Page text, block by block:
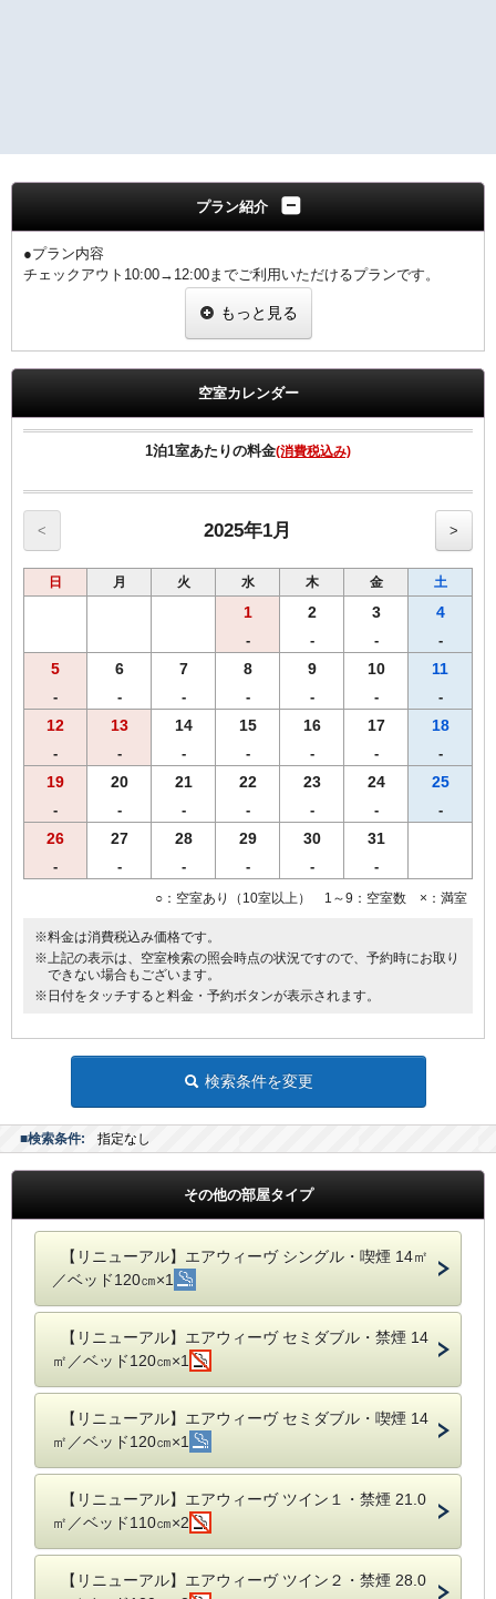
プラン紹介
●プラン内容
チェックアウト10:00→12:00までご利用いただけるプランです。
駐車場ご利用の際は10:00以降優待時間外となりますのでご了承
●40インチ壁掛スマートテレビ採用（HDMI端子付）
●洗浄機付きトイレ完備
●枕元にUSBコンセント設置
●加湿空気清浄機設置
もっと見る
空室カレンダー
1泊1室あたりの料金(消費税込み)
< 2025年1月 >
日 月 火 水 木 金 土
1
-
2
-
3
-
4
-
5
-
6
-
7
-
8
-
9
-
10
-
11
-
12
-
13
-
14
-
15
-
16
-
17
-
18
-
19
-
20
-
21
-
22
-
23
-
24
-
25
-
26
-
27
-
28
-
29
-
30
-
31
-
○：空室あり（10室以上） 1～9：空室数 ×：満室
※料金は消費税込み価格です。
※上記の表示は、空室検索の照会時点の状況ですので、予約時にお取り
できない場合もございます。
※日付をタッチすると料金・予約ボタンが表示されます。
検索条件を変更
■検索条件: 指定なし
その他の部屋タイプ
【リニューアル】エアウィーヴ シングル・喫煙 14㎡
／ベッド120㎝×1
【リニューアル】エアウィーヴ セミダブル・禁煙 14
㎡／ベッド120㎝×1
【リニューアル】エアウィーヴ セミダブル・喫煙 14
㎡／ベッド120㎝×1
【リニューアル】エアウィーヴ ツイン１・禁煙 21.0
㎡／ベッド110㎝×2
【リニューアル】エアウィーヴ ツイン２・禁煙 28.0